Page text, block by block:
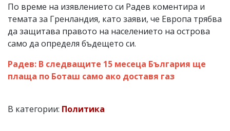
По време на изявлението си Радев коментира и
темата за Гренландия, като заяви, че Европа трябва
да защитава правото на населението на острова
само да определя бъдещето си.
Радев: В следващите 15 месеца България ще
плаща по Боташ само ако доставя газ
В категории: Политика